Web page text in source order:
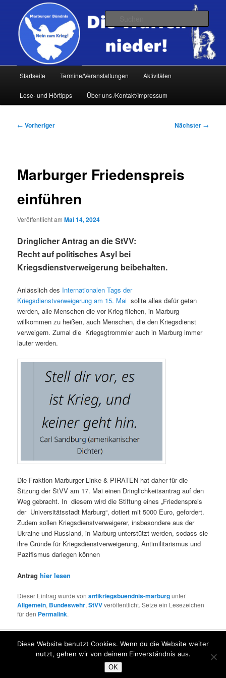
primären
springen
Startseite Termine/Veranstaltungen Aktivitäten
Lese- und Hörtipps Über uns /Kontakt/Impressum
Beitragsnavigation
← Vorheriger Nächster →
Marburger Friedenspreis
einführen
Veröffentlicht amMai 14, 2024
Dringlicher Antrag an die StVV:
Recht auf politisches Asyl bei
Kriegsdienstverweigerung beibehalten.
Anlässlich des Internationalen Tags der
Kriegsdienstverweigerung am 15. Mai sollte alles dafür getan
werden, alle Menschen die vor Krieg fliehen, in Marburg
willkommen zu heißen, auch Menschen, die den Kriegsdienst
verweigern. Zumal die Kriegsgtrommler auch in Marburg immer
lauter werden.
Die Fraktion Marburger Linke & PIRATEN hat daher für die
Sitzung der StVV am 17. Mai einen Dringlichkeitsantrag auf den
Weg gebracht. In diesem wird die Stiftung eines „Friedenspreis
der Universitätsstadt Marburg“, dotiert mit 5000 Euro, gefordert.
Zudem sollen Kriegsdienstverweigerer, insbesondere aus der
Ukraine und Russland, in Marburg unterstützt werden, sodass sie
ihre Gründe für Kriegsdienstverweigerung, Antimilitarismus und
Pazifismus darlegen können
Antraghier lesen
Dieser Eintrag wurde vonantikriegsbuendnis-marburgunter
Allgemein, Bundeswehr,StVVveröffentlicht. Setze ein Lesezeichen
für den Permalink.
Über uns Mit Stolz präsentiert von WordPress
Diese Website benutzt Cookies. Wenn du die Website weiter
nutzt, gehen wir von deinem Einverständnis aus.
OK